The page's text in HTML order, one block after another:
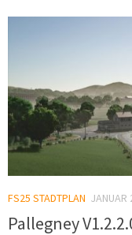
FS25 STADTPLAN JANUAR
Pallegney